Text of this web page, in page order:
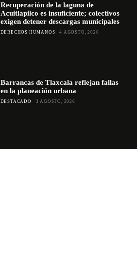
Recuperación de la laguna de
Acuitlapilco es insuficiente; colectivos
exigen detener descargas municipales
DERECHOS HUMANOS 4 AGOSTO, 2026
Barrancas de Tlaxcala reflejan fallas
en la planeación urbana
DESTACADO 3 AGOSTO, 2026